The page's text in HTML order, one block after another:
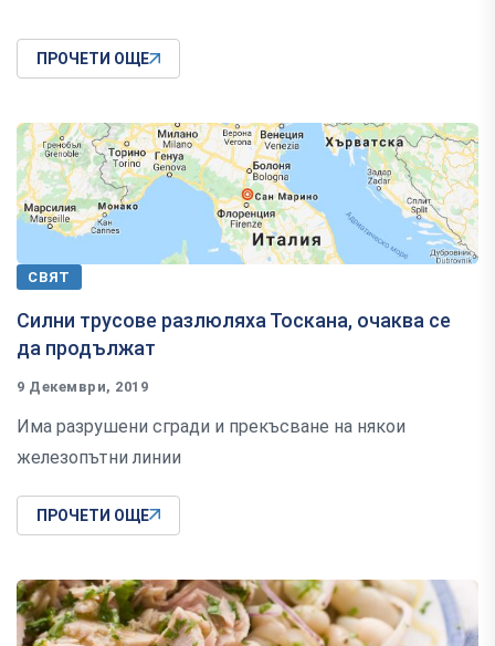
ПРОЧЕТИ ОЩЕ
СВЯТ
Силни трусове разлюляха Тоскана, очаква се
да продължат
9 Декември, 2019
Има разрушени сгради и прекъсване на някои
железопътни линии
ПРОЧЕТИ ОЩЕ